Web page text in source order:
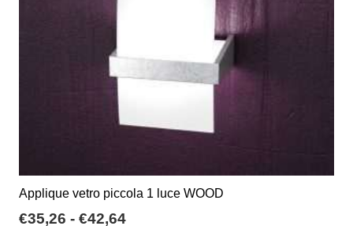
Applique vetro piccola 1 luce WOOD
€35,26 - €42,64Fascia